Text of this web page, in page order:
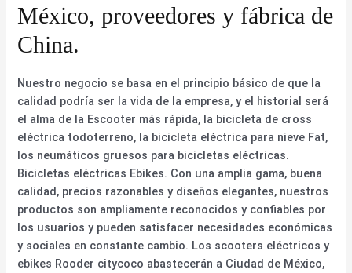
México, proveedores y fábrica de
China.
Nuestro negocio se basa en el principio básico de que la
calidad podría ser la vida de la empresa, y el historial será
el alma de la Escooter más rápida, la bicicleta de cross
eléctrica todoterreno, la bicicleta eléctrica para nieve Fat,
los neumáticos gruesos para bicicletas eléctricas.
Bicicletas eléctricas Ebikes. Con una amplia gama, buena
calidad, precios razonables y diseños elegantes, nuestros
productos son ampliamente reconocidos y confiables por
los usuarios y pueden satisfacer necesidades económicas
y sociales en constante cambio. Los scooters eléctricos y
ebikes Rooder citycoco abastecerán a Ciudad de México,